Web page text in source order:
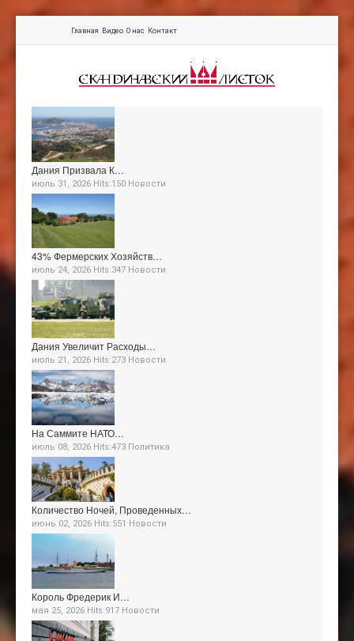
Главная Видео О нас Контакт
Дания Призвала К…
июль 31, 2026 Hits:150 Новости
43% Фермерских Хозяйств…
июль 24, 2026 Hits:347 Новости
Дания Увеличит Расходы…
июль 21, 2026 Hits:273 Новости
На Саммите НАТО…
июль 08, 2026 Hits:473 Политика
Количество Ночей, Проведенных…
июнь 02, 2026 Hits:551 Новости
Король Фредерик И…
мая 25, 2026 Hits:917 Новости